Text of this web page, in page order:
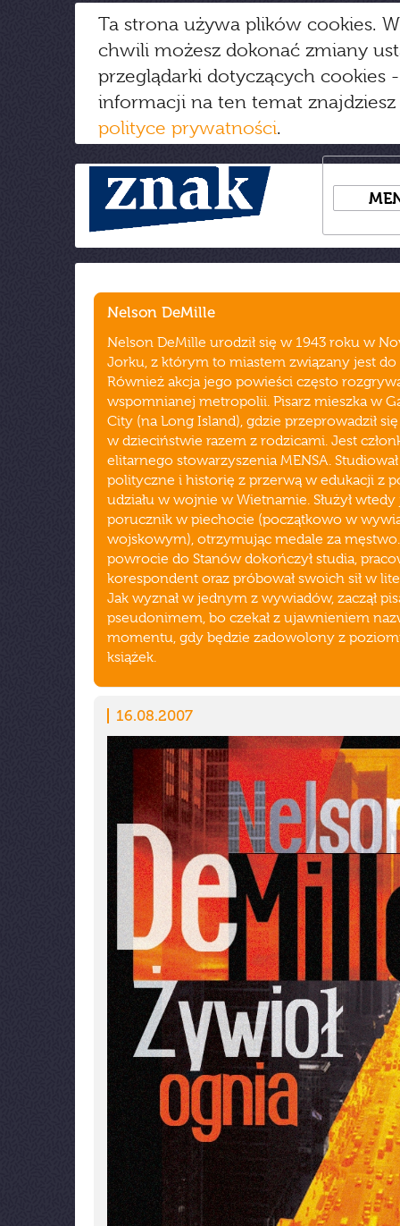
Ta strona używa plików cookies.
chwili możesz dokonać zmiany
przeglądarki dotyczących cookies
informacji na ten temat
polityce prywatności.
Nelson DeMille
Nelson DeMille urodził się w 1943 roku w
Jorku, z którym to miastem związany jest do
Również akcja jego powieści często
wspomnianej metropolii. Pisarz mieszka w
City (na Long Island), gdzie przeprowadził
w dzieciństwie razem z rodzicami. Jest
elitarnego stowarzyszenia MENSA.
polityczne i historię z przerwą w edukacji z
udziału w wojnie w Wietnamie. Służył wtedy
porucznik w piechocie (początkowo w
wojskowym), otrzymując medale za
powrocie do Stanów dokończył studia,
korespondent oraz próbował swoich sił w
Jak wyznał w jednym z wywiadów, zaczął
pseudonimem, bo czekał z ujawnieniem
momentu, gdy będzie zadowolony z
książek.
16.08.2007